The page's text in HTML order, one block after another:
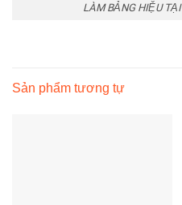
LÀM BẢNG HIỆU
Sản phẩm tương tự